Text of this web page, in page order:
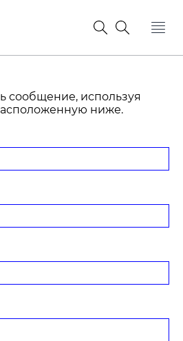
сообщение, используя
ниже.